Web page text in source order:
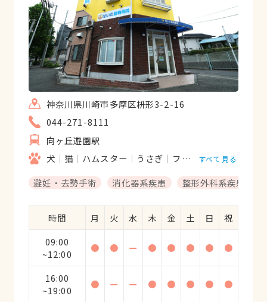
神奈川県川崎市多摩区枡形3-2-16
044-271-8111
向ヶ丘遊園駅
犬
猫 ハムスター うさぎ フェレット 鳥類
すべて見る
避妊・去勢手術 消化器系疾患 整形外科系疾患
時間 月 火 水 木 金 土 日
祝
09:00
~12:00
● ● ー ● ● ● ● ●
16:00
~19:00
● ー ー ● ● ● ●
●